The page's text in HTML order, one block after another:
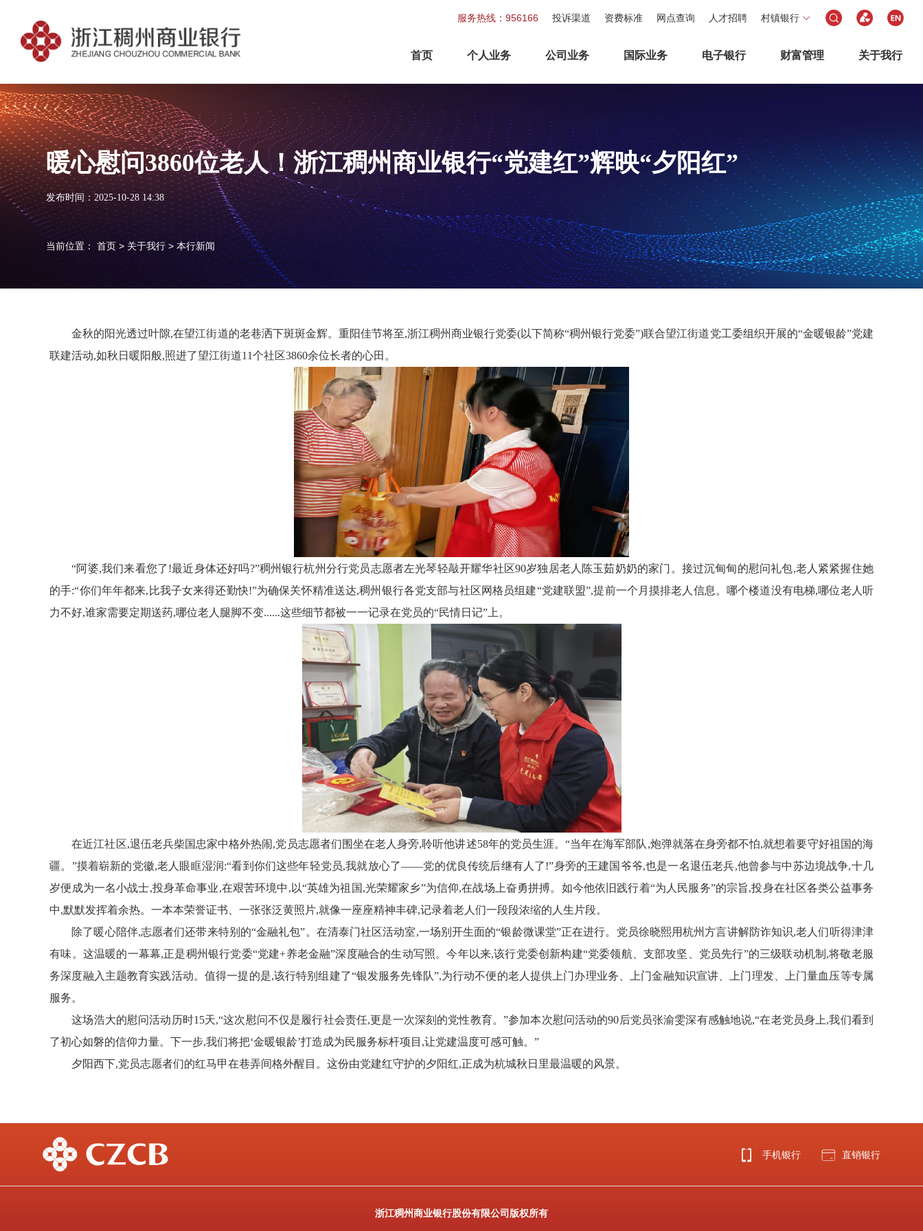
服务热线：956166 投诉渠道 资费标准 网点查询 人才招聘 村镇银行
首页 个人业务 公司业务 国际业务 电子银行 财富管理 关于我行
暖心慰问3860位老人！浙江稠州商业银行“党建红”辉映“夕阳红”
发布时间：2025-10-28 14:38
当前位置：首页> 关于我行 >本行新闻
金秋的阳光透过叶隙,在望江街道的老巷洒下斑斑金辉。重阳佳节将至,浙江稠州商业银行党委(以下简称“稠州银行党委”)联合望江街道党工委组织开展的“金暖银龄”党建
联建活动,如秋日暖阳般,照进了望江街道11个社区3860余位长者的心田。
“阿婆,我们来看您了!最近身体还好吗?”稠州银行杭州分行党员志愿者左光琴轻敲开耀华社区90岁独居老人陈玉茹奶奶的家门。接过沉甸甸的慰问礼包,老人紧紧握住她
的手:“你们年年都来,比我子女来得还勤快!”为确保关怀精准送达,稠州银行各党支部与社区网格员组建“党建联盟”,提前一个月摸排老人信息。哪个楼道没有电梯,哪位老人听
力不好,谁家需要定期送药,哪位老人腿脚不变......这些细节都被一一记录在党员的“民情日记”上。
在近江社区,退伍老兵柴国忠家中格外热闹,党员志愿者们围坐在老人身旁,聆听他讲述58年的党员生涯。“当年在海军部队,炮弹就落在身旁都不怕,就想着要守好祖国的海
疆。”摸着崭新的党徽,老人眼眶湿润:“看到你们这些年轻党员,我就放心了——党的优良传统后继有人了!”身旁的王建国爷爷,也是一名退伍老兵,他曾参与中苏边境战争,十几
岁便 成为一名小战士,投身革命事业,在艰苦环境中,以“英雄为祖国,光荣耀家乡”为信仰,在战场上奋勇拼搏。如今他依旧践行着“为人民服务”的宗旨,投身在社区各类公益事务
中,默默发挥着余热。一本本荣誉证书、一张张泛黄照片,就像一座座精神丰碑,记录着老人们一段段浓缩的人生片段。
除了暖心陪伴,志愿者们还带来特别的“金融礼包”。在清泰门社区活动室,一场别开生面的“银龄微课堂”正在进行。党员徐晓熙用杭州方言讲解防诈知识,老人们听得津津
有味。这温暖的一幕幕,正是稠州银行党委“党建+养老金融”深度融合的生动写照。今年以来,该行党委创新构建“党委领航、支部攻坚、党员先行”的三级联动机制,将敬老服
务深度融入主题教育实践活动。值得一提的是,该行特别组建了“银发服务先锋队”,为行动不便的老人提供上门办理业务、 上门金融知识宣讲、上门理发、上门量血压等专属
服务。
这场浩大的慰问活动历时15天,“这次慰问不仅是履行社会责任,更是一次深刻的党性教育。”参加本次慰问活动的90后党员张渝雯深有感触地说,“在老党员身上,我们看到
了初心如磐的信仰力量。下一步,我们将把‘金暖银龄’打造成为民服务标杆项目,让党建温度可感可触。”
夕阳西下,党员志愿者们的红马甲在巷弄间格外醒目。这份由党建红守护的夕阳红,正成为杭城秋日里最温暖的风景。
手机银行 直销银行
浙江稠州商业银行股份有限公司版权所有